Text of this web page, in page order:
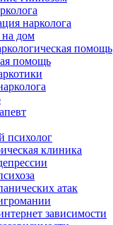
нарколога
на дом
помощь
помощь
психолог
клиника
атак
зависимости